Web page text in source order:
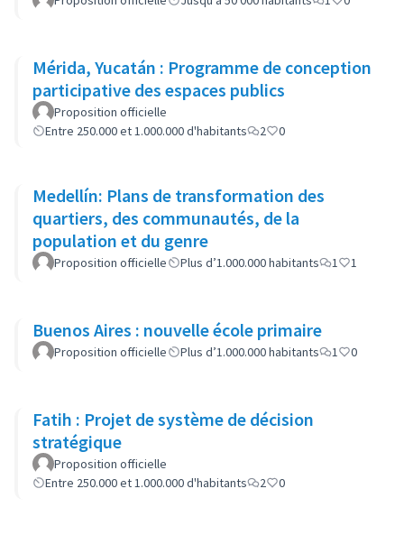
Mérida, Yucatán : Programme de conception
participative des espaces publics
Proposition officielle
Entre 250.000 et 1.000.000 d'habitants
2 0
Medellín: Plans de transformation des
quartiers, des communautés, de la
population et du genre
Proposition officielle Plus d’1.000.000 habitants 1 1
Buenos Aires : nouvelle école primaire
Proposition officielle Plus d’1.000.000 habitants 1 0
Fatih : Projet de système de décision
stratégique
Proposition officielle
Entre 250.000 et 1.000.000 d'habitants
2 0